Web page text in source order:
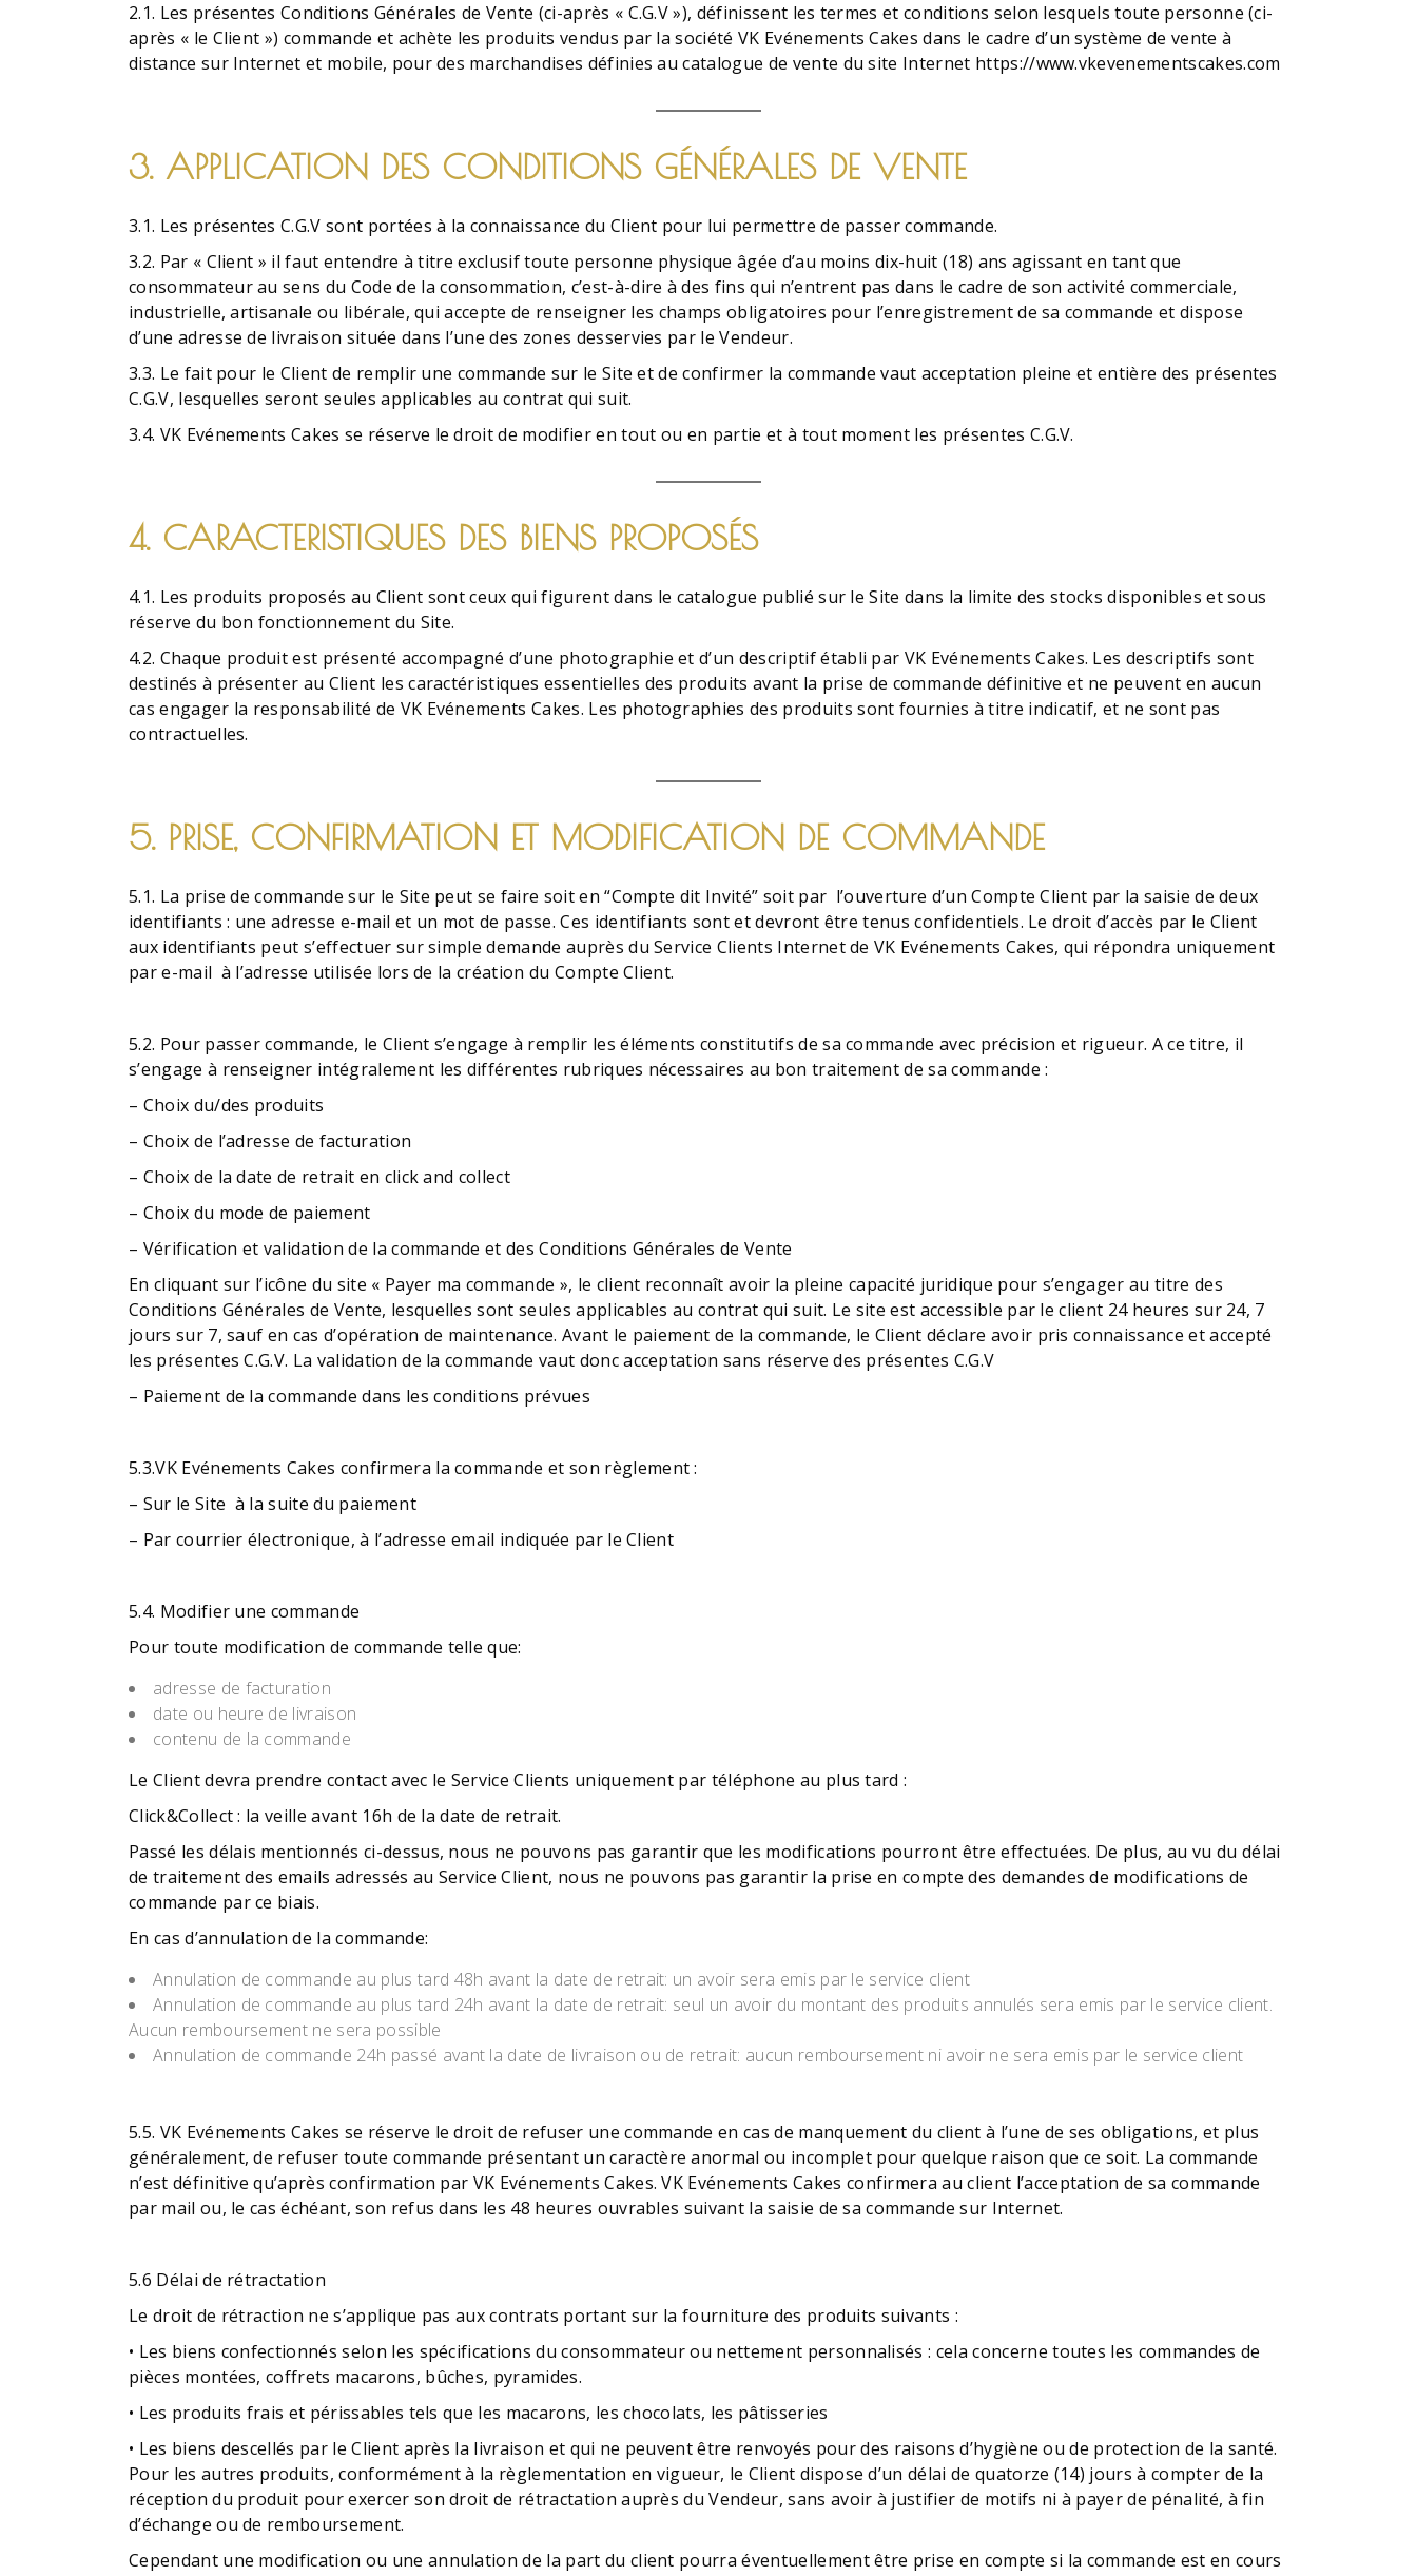
2.1. Les présentes Conditions Générales de Vente (ci-après « C.G.V »), définissent les termes et conditions selon lesquels toute personne (ci-
après « le Client ») commande et achète les produits vendus par la société VK Evénements Cakes dans le cadre d’un système de vente à
distance sur Internet et mobile, pour des marchandises définies au catalogue de vente du site Internet https://www.vkevenementscakes.com
3. APPLICATION DES CONDITIONS GÉNÉRALES DE VENTE
3.1. Les présentes C.G.V sont portées à la connaissance du Client pour lui permettre de passer commande.
3.2. Par « Client » il faut entendre à titre exclusif toute personne physique âgée d’au moins dix-huit (18) ans agissant en tant que
consommateur au sens du Code de la consommation, c’est-à-dire à des fins qui n’entrent pas dans le cadre de son activité commerciale,
industrielle, artisanale ou libérale, qui accepte de renseigner les champs obligatoires pour l’enregistrement de sa commande et dispose
d’une adresse de livraison située dans l’une des zones desservies par le Vendeur.
3.3. Le fait pour le Client de remplir une commande sur le Site et de confirmer la commande vaut acceptation pleine et entière des présentes
C.G.V, lesquelles seront seules applicables au contrat qui suit.
3.4. VK Evénements Cakes se réserve le droit de modifier en tout ou en partie et à tout moment les présentes C.G.V.
4. CARACTERISTIQUES DES BIENS PROPOSÉS
4.1. Les produits proposés au Client sont ceux qui figurent dans le catalogue publié sur le Site dans la limite des stocks disponibles et sous
réserve du bon fonctionnement du Site.
4.2. Chaque produit est présenté accompagné d’une photographie et d’un descriptif établi par VK Evénements Cakes. Les descriptifs sont
destinés à présenter au Client les caractéristiques essentielles des produits avant la prise de commande définitive et ne peuvent en aucun
cas engager la responsabilité de VK Evénements Cakes. Les photographies des produits sont fournies à titre indicatif, et ne sont pas
contractuelles.
5. PRISE, CONFIRMATION ET MODIFICATION DE COMMANDE
5.1. La prise de commande sur le Site peut se faire soit en “Compte dit Invité” soit par l’ouverture d’un Compte Client par la saisie de deux
identifiants : une adresse e-mail et un mot de passe. Ces identifiants sont et devront être tenus confidentiels. Le droit d’accès par le Client
aux identifiants peut s’effectuer sur simple demande auprès du Service Clients Internet de VK Evénements Cakes, qui répondra uniquement
par e-mail à l’adresse utilisée lors de la création du Compte Client.
5.2. Pour passer commande, le Client s’engage à remplir les éléments constitutifs de sa commande avec précision et rigueur. A ce titre, il
s’engage à renseigner intégralement les différentes rubriques nécessaires au bon traitement de sa commande :
– Choix du/des produits
– Choix de l’adresse de facturation
– Choix de la date de retrait en click and collect
– Choix du mode de paiement
– Vérification et validation de la commande et des Conditions Générales de Vente
En cliquant sur l’icône du site « Payer ma commande », le client reconnaît avoir la pleine capacité juridique pour s’engager au titre des
Conditions Générales de Vente, lesquelles sont seules applicables au contrat qui suit. Le site est accessible par le client 24 heures sur 24, 7
jours sur 7, sauf en cas d’opération de maintenance. Avant le paiement de la commande, le Client déclare avoir pris connaissance et accepté
les présentes C.G.V. La validation de la commande vaut donc acceptation sans réserve des présentes C.G.V
– Paiement de la commande dans les conditions prévues
5.3.VK Evénements Cakes confirmera la commande et son règlement :
– Sur le Site à la suite du paiement
– Par courrier électronique, à l’adresse email indiquée par le Client
5.4. Modifier une commande
Pour toute modification de commande telle que:
adresse de facturation
date ou heure de livraison
contenu de la commande
Le Client devra prendre contact avec le Service Clients uniquement par téléphone au plus tard :
Click&Collect : la veille avant 16h de la date de retrait.
Passé les délais mentionnés ci-dessus, nous ne pouvons pas garantir que les modifications pourront être effectuées. De plus, au vu du délai
de traitement des emails adressés au Service Client, nous ne pouvons pas garantir la prise en compte des demandes de modifications de
commande par ce biais.
En cas d’annulation de la commande:
Annulation de commande au plus tard 48h avant la date de retrait: un avoir sera emis par le service client
Annulation de commande au plus tard 24h avant la date de retrait: seul un avoir du montant des produits annulés sera emis par le service client.
Aucun remboursement ne sera possible
Annulation de commande 24h passé avant la date de livraison ou de retrait: aucun remboursement ni avoir ne sera emis par le service client
5.5. VK Evénements Cakes se réserve le droit de refuser une commande en cas de manquement du client à l’une de ses obligations, et plus
généralement, de refuser toute commande présentant un caractère anormal ou incomplet pour quelque raison que ce soit. La commande
n’est définitive qu’après confirmation par VK Evénements Cakes. VK Evénements Cakes confirmera au client l’acceptation de sa commande
par mail ou, le cas échéant, son refus dans les 48 heures ouvrables suivant la saisie de sa commande sur Internet.
5.6 Délai de rétractation
Le droit de rétraction ne s’applique pas aux contrats portant sur la fourniture des produits suivants :
• Les biens confectionnés selon les spécifications du consommateur ou nettement personnalisés : cela concerne toutes les commandes de
pièces montées, coffrets macarons, bûches, pyramides.
• Les produits frais et périssables tels que les macarons, les chocolats, les pâtisseries
• Les biens descellés par le Client après la livraison et qui ne peuvent être renvoyés pour des raisons d’hygiène ou de protection de la santé.
Pour les autres produits, conformément à la règlementation en vigueur, le Client dispose d’un délai de quatorze (14) jours à compter de la
réception du produit pour exercer son droit de rétractation auprès du Vendeur, sans avoir à justifier de motifs ni à payer de pénalité, à fin
d’échange ou de remboursement.
Cependant une modification ou une annulation de la part du client pourra éventuellement être prise en compte si la commande est en cours